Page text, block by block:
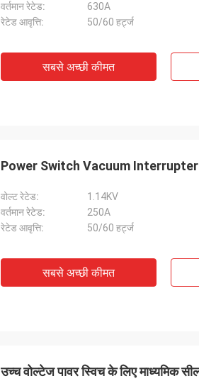
वर्तमान रेटेड:
630A
रेटेड आवृत्ति:
50/60 हर्ट्ज
सबसे अच्छी कीमत
Power Switch Vacuum
वोल्ट रेटेड:
1.14KV
वर्तमान रेटेड:
250A
रेटेड आवृत्ति:
50/60 हर्ट्ज
सबसे अच्छी कीमत
उच्च वोल्टेज पावर स्विच के लिए माध्यमिक